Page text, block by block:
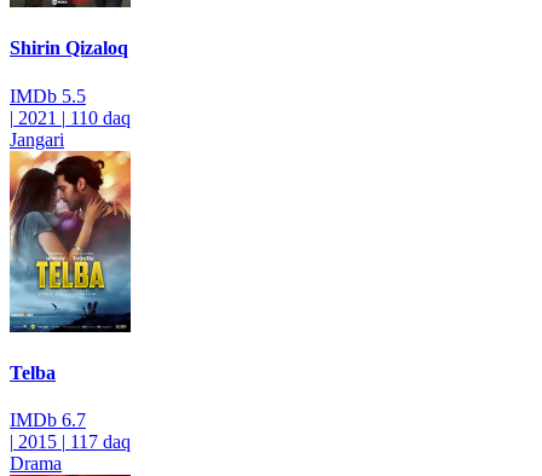
Shirin Qizaloq
IMDb 5.5
| 2021 | 110 daq
Jangari
Telba
IMDb 6.7
| 2015 | 117 daq
Drama